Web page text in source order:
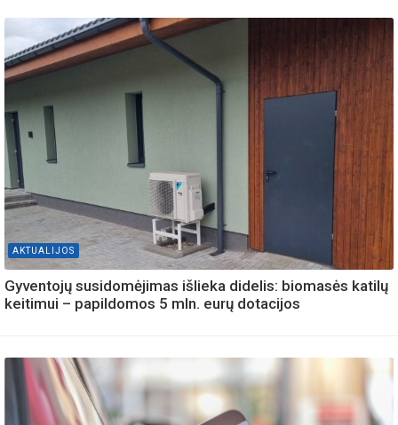
AKTUALIJOS
Gyventojų susidomėjimas išlieka didelis: biomasės katilų
keitimui – papildomos 5 mln. eurų dotacijos